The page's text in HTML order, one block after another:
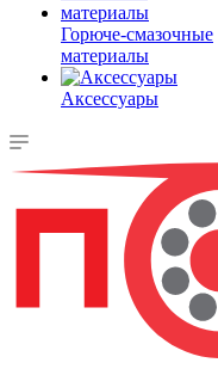
Горюче-смазочные
материалы
Аксессуары